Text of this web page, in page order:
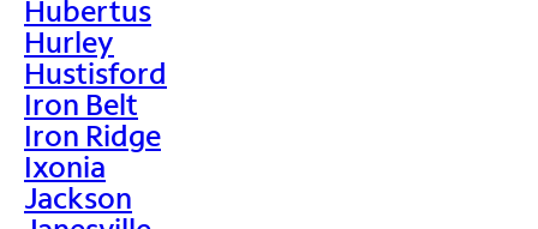
Hubertus
Hurley
Hustisford
Iron Belt
Iron Ridge
Ixonia
Jackson